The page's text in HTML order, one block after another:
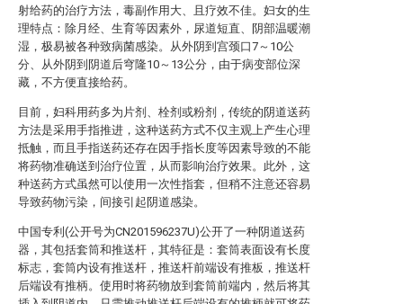
射给药的治疗方法，毒副作用大、且疗效不佳。妇女的生
理特点：除月经、生育等因素外，尿道短直、阴部温暖潮
湿，极易被各种致病菌感染。从外阴到宫颈口7～10公
分、从外阴到阴道后穹隆10～13公分，由于病变部位深
藏，不方便直接给药。
目前，妇科用药多为片剂、栓剂或粉剂，传统的阴道送药
方法是采用手指推进，这种送药方式不仅主观上产生心理
抵触，而且手指送药还存在因手指长度等因素导致的不能
将药物准确送到治疗位置，从而影响治疗效果。此外，这
种送药方式虽然可以使用一次性指套，但稍不注意还容易
导致药物污染，间接引起阴道感染。
中国专利(公开号为CN201596237U)公开了一种阴道送药
器，其包括套筒和推送杆，其特征是：套筒表面设有长度
标志，套筒内设有推送杆，推送杆前端设有推板，推送杆
后端设有推柄。使用时将药物放到套筒前端内，然后将其